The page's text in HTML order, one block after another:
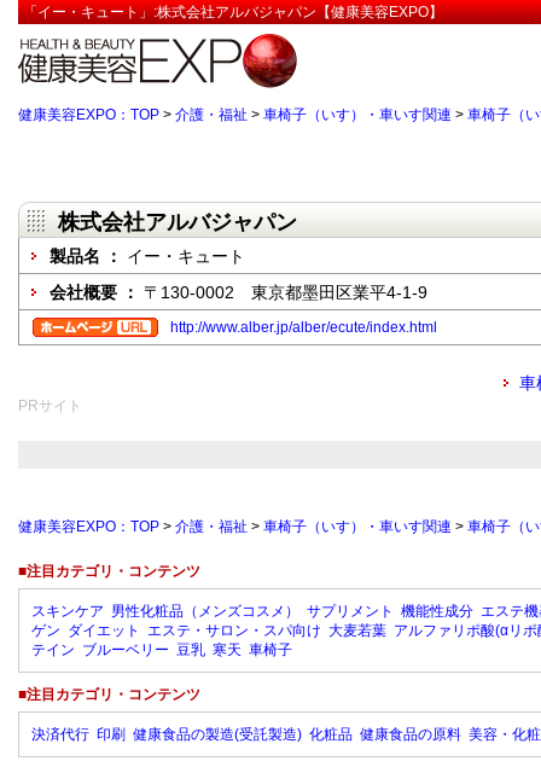
「イー・キュート」:株式会社アルバジャパン【健康美容EXPO】
健康美容EXPO：TOP > 介護・福祉 > 車椅子（いす）・車いす関連 > 車椅子（
株式会社アルバジャパン
製品名 ： イー・キュート
会社概要 ： 〒130-0002 東京都墨田区業平4-1-9
http://www.alber.jp/alber/ecute/index.html
車
PRサイト
健康美容EXPO：TOP > 介護・福祉 > 車椅子（いす）・車いす関連 > 車椅子（
■注目カテゴリ・コンテンツ
スキンケア 男性化粧品（メンズコスメ） サプリメント 機能性成分 エステ
ゲン ダイエット エステ・サロン・スパ向け 大麦若葉 アルファリポ酸(αリポ
テイン ブルーベリー 豆乳 寒天 車椅子
■注目カテゴリ・コンテンツ
決済代行 印刷 健康食品の製造(受託製造) 化粧品 健康食品の原料 美容・化